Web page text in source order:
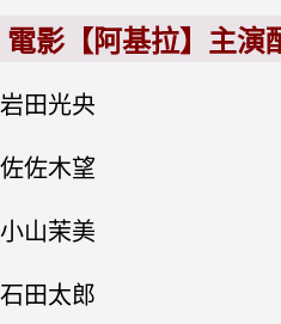
電影【阿基拉】主演
岩田光央
佐佐木望
小山茉美
石田太郎